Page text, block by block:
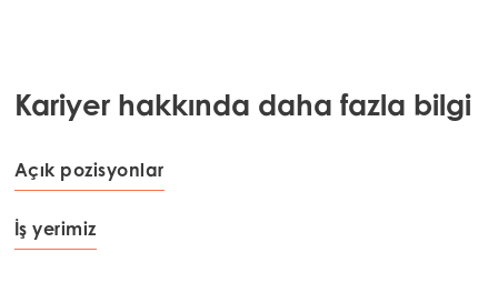
Kariyer hakkında daha fazla bilgi
Açık pozisyonlar
İş yerimiz